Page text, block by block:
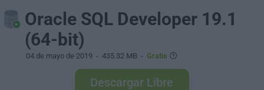
Oracle SQL Developer 19.1
(64-bit)
04 de mayo de 2019 - 435.32 MB - Gratis
Descargar Libre